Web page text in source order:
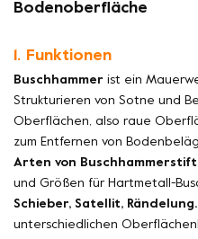
Bodenoberfläche
1. Funktionen
Buschhammer ist ein
Strukturieren von Sotne und
Oberflächen, also raue
zum Entfernen von
Arten von
und Größen für Hartmetall-
Schieber, Satellit, Rändelung.
unterschiedlichen